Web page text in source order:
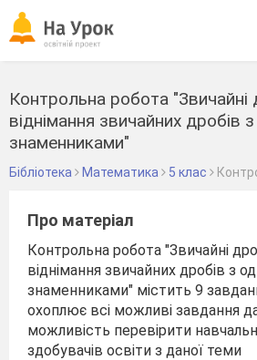
Контрольна робота
віднімання звичайних дробів
знаменниками"
Бібліотека Математика 5 клас
Про матеріал
Контрольна робота "Звичайні
віднімання звичайних дробів з
знаменниками" містить 9
охоплює всі можливі завдання
можливість перевірити
здобувачів освіти з даної теми